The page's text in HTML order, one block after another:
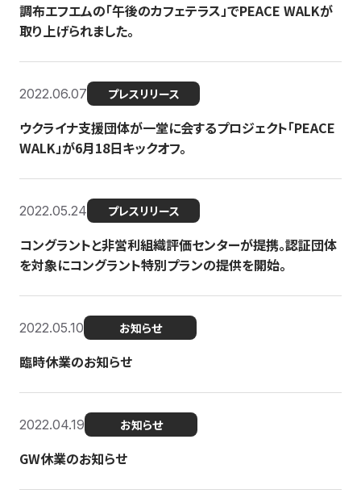
調布エフエムの「午後のカフェテラス」でPEACE WALKが
取り上げられました。
2022.06.07 プレスリリース
ウクライナ支援団体が一堂に会するプロジェクト「PEACE
WALK」が6月18日キックオフ。
2022.05.24 プレスリリース
コングラントと非営利組織評価センターが提携。認証団体
を対象にコングラント特別プランの提供を開始。
2022.05.10 お知らせ
臨時休業のお知らせ
2022.04.19 お知らせ
GW休業のお知らせ